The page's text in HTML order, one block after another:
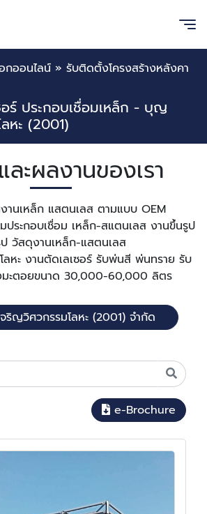
กออนไลน์ » รับติดตั้งโครงสร้างหลังคา
ร์ ประกอบเชื่อมเหล็ก - บุญ
หะ (2001)
ละผลงานของเรา
านเหล็ก แสตนเลส ตามแบบ OEM
ระกอบเชื่อม เหล็ก-สแตนเลส งานขึ้นรูป
วัสดุงานเหล็ก-แสตนเลส
ลหะ งานตัดเลเซอร์ รับพ่นสี พ่นทราย รับ
มะตอยขนาด 30,000-60,000 ลิตร
ญวิศวกรรมโลหะ (2001) จำกัด
e-Brochure